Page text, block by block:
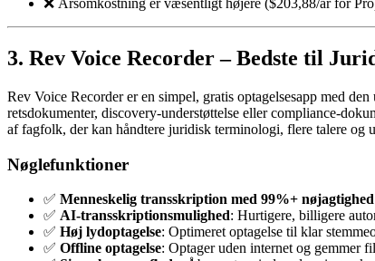
❌ Årsomkostning er væsentligt højere ($203,88/år for
3. Rev Voice Recorder – Bedste til
Rev Voice Recorder er en simpel, gratis optagelsesapp med
retsdokumenter, discovery-understøttelse eller compliance-
af fagfolk, der kan håndtere juridisk terminologi, flere talere og
Nøglefunktioner
✅ Menneskelig transskription med 99%+ nøjagtighed
✅ AI-transskriptionsmulighed: Hurtigere, billigere
✅ Høj lydoptagelse: Optimeret optagelse til klar
✅ Offline optagelse: Optager uden internet og gemmer